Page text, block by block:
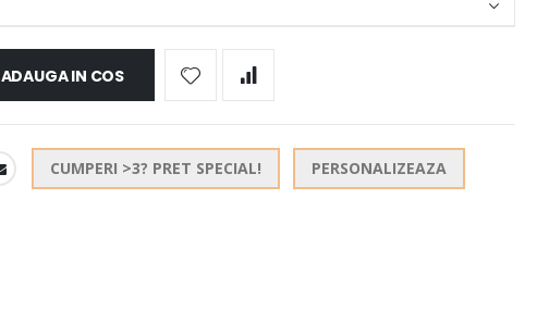
ADAUGA IN COS
CUMPERI >3? PRET SPECIAL! PERSONALIZEAZA